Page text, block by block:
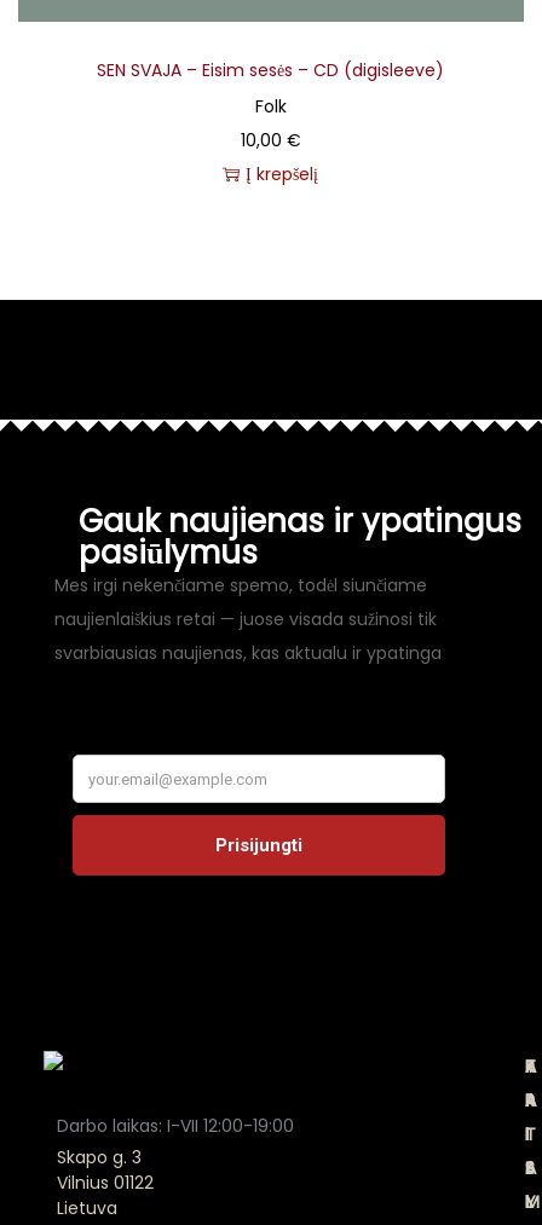
SEN SVAJA – Eisim sesės – CD (digisleeve)
Folk
10,00 €
Į krepšelį
Gauk naujienas ir ypatingus
pasiūlymus
Mes irgi nekenčiame spemo, todėl siunčiame
naujienlaiškius retai — juose visada sužinosi tik
svarbiausias naujienas, kas aktualu ir ypatinga
Darbo laikas: I-VII 12:00-19:00
Skapo g. 3
Vilnius 01122
Lietuva
A
P
I
E
M
K
A
T
A
L
T
A
I
S
Y
P
R
I
S
I